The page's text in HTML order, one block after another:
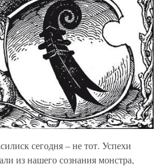
сегодня – не тот. Успехи
из нашего сознания монстра,